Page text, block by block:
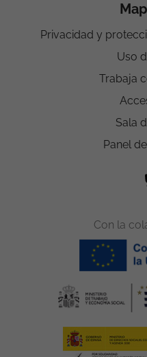
Privacidad y
Uso
Trabaja
Sala
Panel
Con la